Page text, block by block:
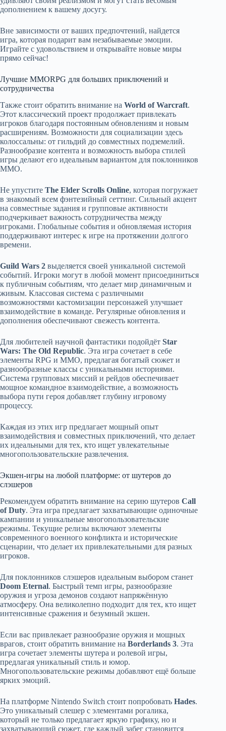
дополнением к вашему досугу.
Вне зависимости от ваших предпочтений, найдется
игра, которая подарит вам незабываемые эмоции.
Играйте с удовольствием и открывайте новые миры
прямо сейчас!
Лучшие MMORPG для больших приключений и
сотрудничества
Также стоит обратить внимание на World of Warcraft.
Этот классический проект продолжает привлекать
игроков благодаря постоянным обновлениям и новым
расширениям. Возможности для социализации здесь
колоссальны: от гильдий до совместных подземелий.
Разнообразие контента и возможность выбора стилей
игры делают его идеальным вариантом для поклонников
MMO.
Не упустите The Elder Scrolls Online, которая погружает
в знакомый всем фэнтезийный сеттинг. Сильный акцент
на совместные задания и групповые активности
подчеркивает важность сотрудничества между
игроками. Глобальные события и обновляемая история
поддерживают интерес к игре на протяжении долгого
времени.
Guild Wars 2 выделяется своей уникальной системой
событий. Игроки могут в любой момент присоединиться
к публичным событиям, что делает мир динамичным и
живым. Классовая система с различными
возможностями кастомизации персонажей улучшает
взаимодействие в команде. Регулярные обновления и
дополнения обеспечивают свежесть контента.
Для любителей научной фантастики подойдёт Star
Wars: The Old Republic. Эта игра сочетает в себе
элементы RPG и MMO, предлагая богатый сюжет и
разнообразные классы с уникальными историями.
Система групповых миссий и рейдов обеспечивает
мощное командное взаимодействие, а возможность
выбора пути героя добавляет глубину игровому
процессу.
Каждая из этих игр предлагает мощный опыт
взаимодействия и совместных приключений, что делает
их идеальными для тех, кто ищет увлекательные
многопользовательские развлечения.
Экшен-игры на любой платформе: от шутеров до
слэшеров
Рекомендуем обратить внимание на серию шутеров Call
of Duty. Эта игра предлагает захватывающие одиночные
кампании и уникальные многопользовательские
режимы. Текущие релизы включают элементы
современного военного конфликта и исторические
сценарии, что делает их привлекательными для разных
игроков.
Для поклонников слэшеров идеальным выбором станет
Doom Eternal. Быстрый темп игры, разнообразие
оружия и угроза демонов создают напряжённую
атмосферу. Она великолепно подходит для тех, кто ищет
интенсивные сражения и безумный экшен.
Если вас привлекает разнообразие оружия и мощных
врагов, стоит обратить внимание на Borderlands 3. Эта
игра сочетает элементы шутера и ролевой игры,
предлагая уникальный стиль и юмор.
Многопользовательские режимы добавляют ещё больше
ярких эмоций.
На платформе Nintendo Switch стоит попробовать Hades.
Это уникальный слешер с элементами рогалика,
который не только предлагает яркую графику, но и
захватывающий сюжет, где каждый забег становится